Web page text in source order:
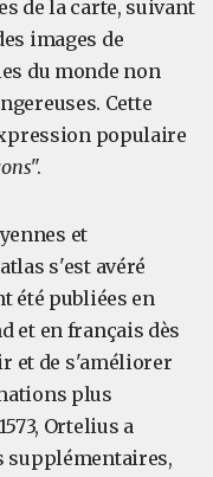
de la carte, suivant
images de
du monde non
Cette
populaire
".
et
s'est avéré
été publiées en
et en français dès
et de s'améliorer
plus
Ortelius a
supplémentaires,